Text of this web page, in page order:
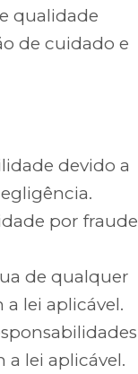
qualidade
de cuidado e
devido a
por fraude
de qualquer
lei aplicável.
a lei aplicável.